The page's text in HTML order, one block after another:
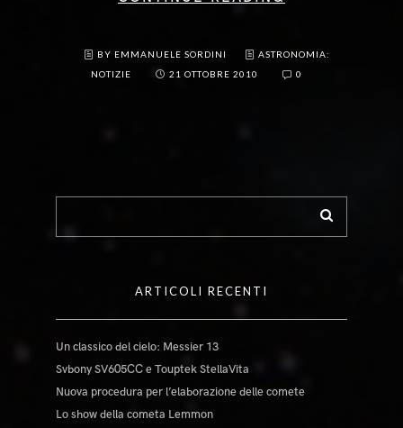
BY EMMANUELE SORDINI
ASTRONOMIA:
NOTIZIE
21 OTTOBRE 2010 0
ARTICOLI RECENTI
Un classico del cielo: Messier 13
Svbony SV605CC e Touptek StellaVita
Nuova procedura per l’elaborazione delle comete
Lo show della cometa Lemmon